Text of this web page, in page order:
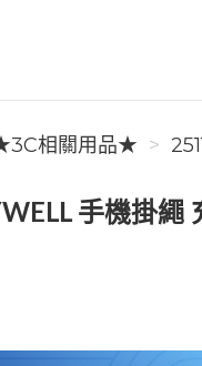
相關用品★
手機掛